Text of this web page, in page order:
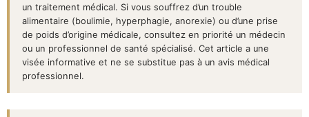
un traitement médical. Si vous souffrez d’un trouble
alimentaire (boulimie, hyperphagie, anorexie) ou d’une prise
de poids d’origine médicale, consultez en priorité un médecin
ou un professionnel de santé spécialisé. Cet article a une
visée informative et ne se substitue pas à un avis médical
professionnel.